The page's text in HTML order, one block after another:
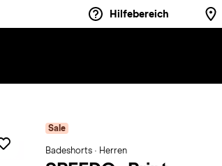
Hilfebereich
Sale
Badeshorts · Herren